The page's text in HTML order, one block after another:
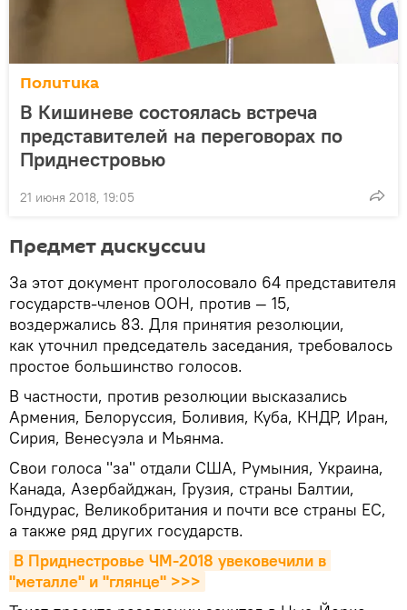
Политика
В Кишиневе состоялась встреча
представителей на переговорах по
Приднестровью
21 июня 2018, 19:05
Предмет дискуссии
За этот документ проголосовало 64 представителя
государств-членов ООН, против — 15,
воздержались 83. Для принятия резолюции,
как уточнил председатель заседания, требовалось
простое большинство голосов.
В частности, против резолюции высказались
Армения, Белоруссия, Боливия, Куба, КНДР, Иран,
Сирия, Венесуэла и Мьянма.
Свои голоса "за" отдали США, Румыния, Украина,
Канада, Азербайджан, Грузия, страны Балтии,
Гондурас, Великобритания и почти все страны ЕС,
а также ряд других государств.
В Приднестровье ЧМ-2018 увековечили в
"металле" и "глянце" >>>